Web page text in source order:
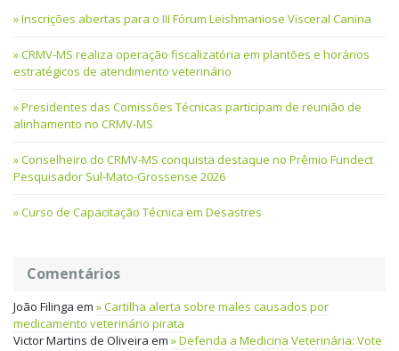
Inscrições abertas para o III Fórum Leishmaniose Visceral Canina
CRMV-MS realiza operação fiscalizatória em plantões e horários
estratégicos de atendimento veterinário
Presidentes das Comissões Técnicas participam de reunião de
alinhamento no CRMV-MS
Conselheiro do CRMV-MS conquista destaque no Prêmio Fundect
Pesquisador Sul-Mato-Grossense 2026
Curso de Capacitação Técnica em Desastres
Comentários
João Filinga em
Cartilha alerta sobre males causados por
medicamento veterinário pirata
Victor Martins de Oliveira em
Defenda a Medicina Veterinária: Vote